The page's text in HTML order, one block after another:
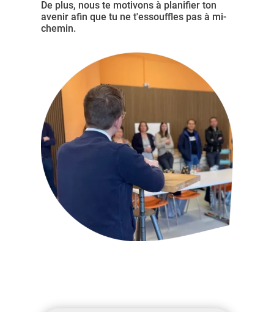
De plus, nous te motivons à planifier ton
avenir afin que tu ne t'essouffles pas à mi-
chemin.